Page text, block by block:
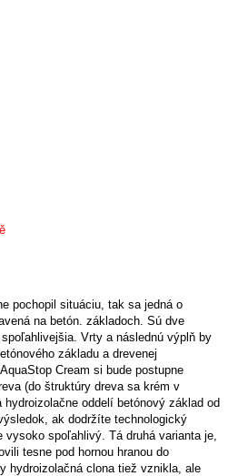
pochopil situáciu, tak sa jedná o
na betón. základoch. Sú dve
Vrty a následnú výplň by
základu a drevenej
Cream si bude postupne
(do štruktúry dreva sa krém v
oddelí betónový základ od
ak dodržíte technologický
vysoko spoľahlivý. Tá druhá varianta je,
tesne pod hornou hranou do
hydroizolačná clona tiež vznikla, ale